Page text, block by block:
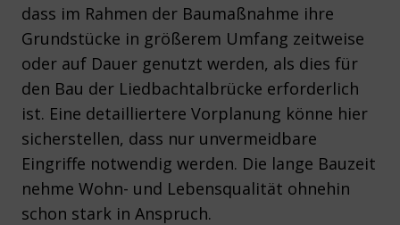
dass im Rahmen der Baumaßnahme ihre
Grundstücke in größerem Umfang zeitweise
oder auf Dauer genutzt werden, als dies für
den Bau der Liedbachtalbrücke erforderlich
ist. Eine detailliertere Vorplanung könne hier
sicherstellen, dass nur unvermeidbare
Eingriffe notwendig werden. Die lange Bauzeit
nehme Wohn- und Lebensqualität ohnehin
schon stark in Anspruch.